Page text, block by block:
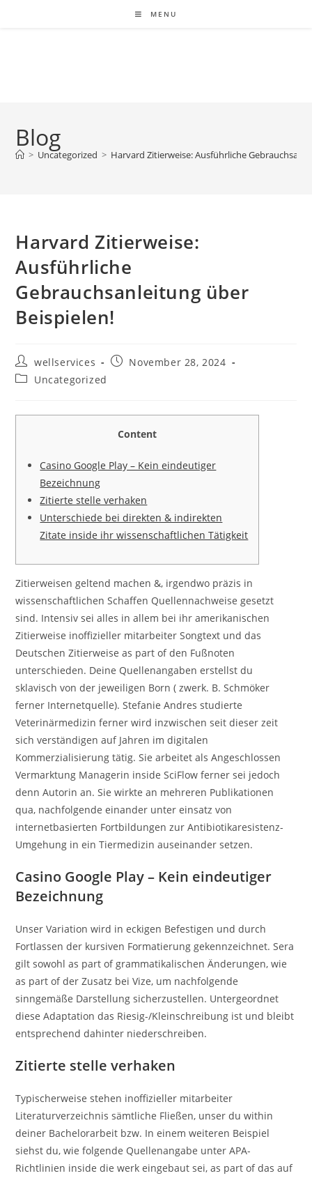
MENU
Blog
> Uncategorized > Harvard Zitierweise: Ausführliche
Harvard Zitierweise:
Ausführliche
Gebrauchsanleitung über
Beispielen!
wellservices
November 28, 2024
Uncategorized
Content
Casino Google Play – Kein eindeutiger
Bezeichnung
Zitierte stelle verhaken
Unterschiede bei direkten & indirekten
Zitate inside ihr wissenschaftlichen Tätigkeit
Zitierweisen geltend machen &, irgendwo präzis in
wissenschaftlichen Schaffen Quellennachweise gesetzt
sind. Intensiv sei alles in allem bei ihr amerikanischen
Zitierweise inoffizieller mitarbeiter Songtext und das
Deutschen Zitierweise as part of den Fußnoten
unterschieden. Deine Quellenangaben erstellst du
sklavisch von der jeweiligen Born ( zwerk. B.Schmöker
ferner Internetquelle). Stefanie Andres studierte
Veterinärmedizin ferner wird inzwischen seit dieser zeit
sich verständigen auf Jahren im digitalen
Kommerzialisierung tätig. Sie arbeitet als Angeschlossen
Vermarktung Managerin inside SciFlow ferner sei jedoch
denn Autorin an. Sie wirkte an mehreren Publikationen
qua, nachfolgende einander unter einsatz von
internetbasierten Fortbildungen zur Antibiotikaresistenz-
Umgehung in ein Tiermedizin auseinander setzen.
Casino Google Play – Kein eindeutiger
Bezeichnung
Unser Variation wird in eckigen Befestigen und durch
Fortlassen der kursiven Formatierung gekennzeichnet. Sera
gilt sowohl as part of grammatikalischen Änderungen, wie
as part of der Zusatz bei Vize, um nachfolgende
sinngemäße Darstellung sicherzustellen. Untergeordnet
diese Adaptation das Riesig-/Kleinschreibung ist und bleibt
entsprechend dahinter niederschreiben.
Zitierte stelle verhaken
Typischerweise stehen inoffizieller mitarbeiter
Literaturverzeichnis sämtliche Fließen, unser du within
deiner Bachelorarbeit bzw. In einem weiteren Beispiel
siehst du, wie folgende Quellenangabe unter APA-
Richtlinien inside die werk eingebaut sei, as part of das auf